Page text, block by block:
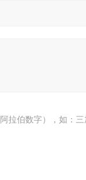
拉伯数字），如：三